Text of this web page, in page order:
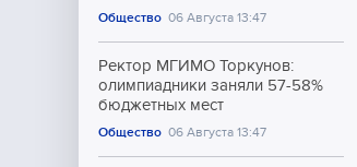
Общество 06 Августа 13:47
Ректор МГИМО Торкунов:
олимпиадники заняли 57-58%
бюджетных мест
Общество 06 Августа 13:47